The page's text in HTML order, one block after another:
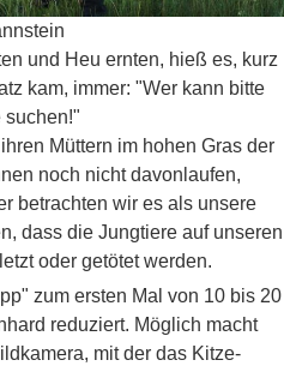
und Heu ernten, hieß es, kurz
kam, immer: "Wer kann bitte
suchen!"
Müttern im hohen Gras der
noch nicht davonlaufen,
betrachten wir es als unsere
dass die Jungtiere auf unseren
oder getötet werden.
zum ersten Mal von 10 bis 20
reduziert. Möglich macht
mit der das Kitze-